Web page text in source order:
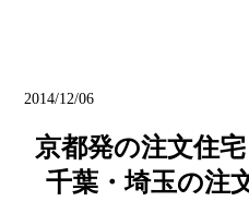
2014/12/06
京都発の注文住
千葉・埼玉の注